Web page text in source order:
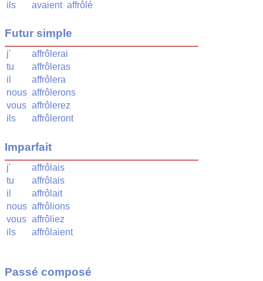
ils
avaient affrôlé
Futur simple
j'
affrôlerai
tu
affrôleras
il
affrôlera
nous affrôlerons
vous affrôlerez
ils
affrôleront
Imparfait
j'
affrôlais
tu
affrôlais
il
affrôlait
nous affrôlions
vous affrôliez
ils
affrôlaient
Passé composé